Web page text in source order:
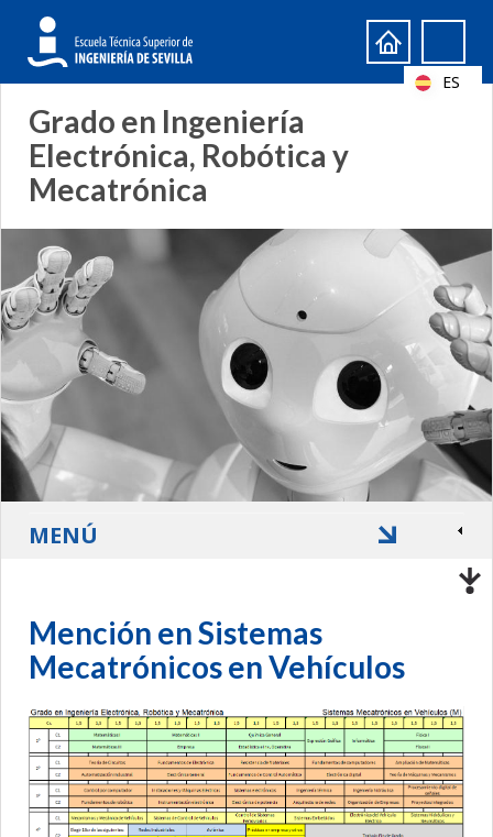
Formulario
de
búsqueda
Search
Grado en Ingeniería
Electrónica, Robótica y
Mecatrónica
Mención en Sistemas
Mecatrónicos en Vehículos
MENÚ
ES